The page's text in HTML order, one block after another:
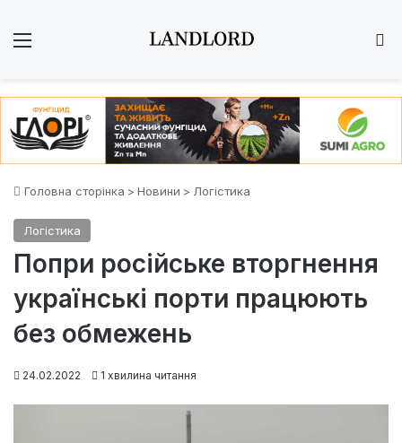
Головна сторінка > Новини > Логістика
Логістика
Попри російське вторгнення
українські порти працюють
без обмежень
24.02.2022 1 хвилина читання